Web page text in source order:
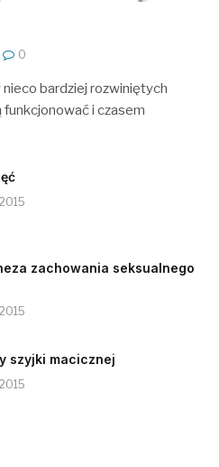
0
bardziej rozwiniętych
i czasem
zachowania seksualnego
szyjki macicznej